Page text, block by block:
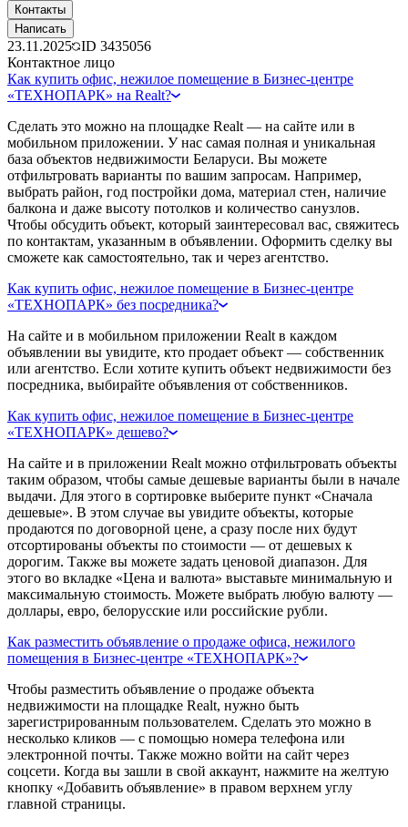
Контакты
Написать
23.11.2025 ID 3435056
Контактное лицо
Как купить офис, нежилое помещение в Бизнес-центре
«ТЕХНОПАРК» на Realt?
Сделать это можно на площадке Realt — на сайте или в
мобильном приложении. У нас самая полная и уникальная
база объектов недвижимости Беларуси. Вы можете
отфильтровать варианты по вашим запросам. Например,
выбрать район, год постройки дома, материал стен, наличие
балкона и даже высоту потолков и количество санузлов.
Чтобы обсудить объект, который заинтересовал вас, свяжитесь
по контактам, указанным в объявлении. Оформить сделку вы
сможете как самостоятельно, так и через агентство.
Как купить офис, нежилое помещение в Бизнес-центре
«ТЕХНОПАРК» без посредника?
На сайте и в мобильном приложении Realt в каждом
объявлении вы увидите, кто продает объект — собственник
или агентство. Если хотите купить объект недвижимости без
посредника, выбирайте объявления от собственников.
Как купить офис, нежилое помещение в Бизнес-центре
«ТЕХНОПАРК» дешево?
На сайте и в приложении Realt можно отфильтровать объекты
таким образом, чтобы самые дешевые варианты были в начале
выдачи. Для этого в сортировке выберите пункт «Сначала
дешевые». В этом случае вы увидите объекты, которые
продаются по договорной цене, а сразу после них будут
отсортированы объекты по стоимости — от дешевых к
дорогим. Также вы можете задать ценовой диапазон. Для
этого во вкладке «Цена и валюта» выставьте минимальную и
максимальную стоимость. Можете выбрать любую валюту —
доллары, евро, белорусские или российские рубли.
Как разместить объявление о продаже офиса, нежилого
помещения в Бизнес-центре «ТЕХНОПАРК»?
Чтобы разместить объявление о продаже объекта
недвижимости на площадке Realt, нужно быть
зарегистрированным пользователем. Сделать это можно в
несколько кликов — с помощью номера телефона или
электронной почты. Также можно войти на сайт через
соцсети. Когда вы зашли в свой аккаунт, нажмите на желтую
кнопку «Добавить объявление» в правом верхнем углу
главной страницы.